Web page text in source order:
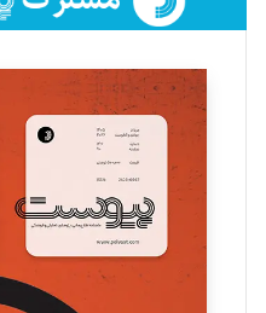
فائزه فتحی رستمی
تحریریه
سروش کرمیان
تحریریه
مینا پاکدل